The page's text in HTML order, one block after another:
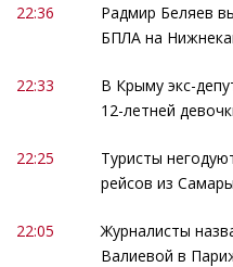
22:36
Радмир Беляев
БПЛА на
22:33
В Крыму экс-
12-летней
22:25
Туристы
рейсов из Самары
22:05
Журналисты
Валиевой в